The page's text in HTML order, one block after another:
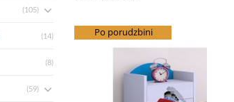
(105)
(14)
(8)
(59)
besplatna dostava
Po porudzbini
Add to Wishlist